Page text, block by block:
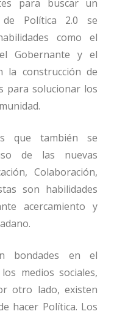
para buscar un
de Política 2.0 se
como el
Gobernante y el
la construcción de
para solucionar los
que también se
de las nuevas
Colaboración,
son habilidades
acercamiento y
bondades en el
medios sociales,
otro lado, existen
hacer Política. Los